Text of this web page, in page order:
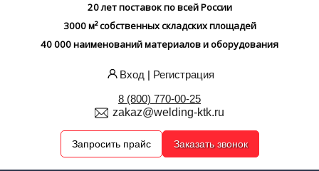
20 лет поставок по всей России
3000 м² собственных складских площадей
40 000 наименований материалов и оборудования
Вход | Регистрация
8 (800) 770-00-25
zakaz@welding-ktk.ru
Запросить прайс Заказать звонок